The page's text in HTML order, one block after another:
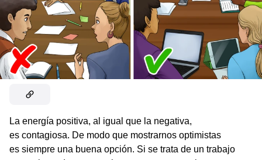
La energía positiva, al igual que la negativa,
es contagiosa. De modo que mostrarnos optimistas
es siempre una buena opción. Si se trata de un trabajo